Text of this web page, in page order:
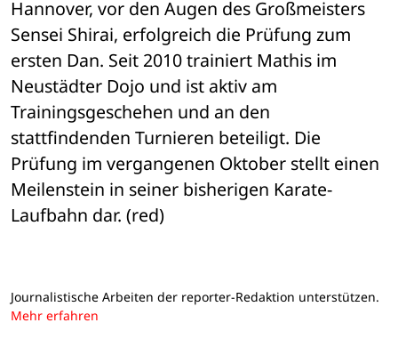
Hannover, vor den Augen des Großmeisters
Sensei Shirai, erfolgreich die Prüfung zum
ersten Dan. Seit 2010 trainiert Mathis im
Neustädter Dojo und ist aktiv am
Trainingsgeschehen und an den
stattfindenden Turnieren beteiligt. Die
Prüfung im vergangenen Oktober stellt einen
Meilenstein in seiner bisherigen Karate-
Laufbahn dar. (red)
Journalistische Arbeiten der reporter-Redaktion unterstützen.
Mehr erfahren